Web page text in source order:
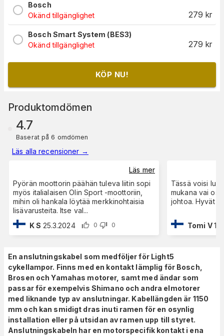
Bosch
Okänd tillgänglighet
279 kr
Bosch Smart System (BES3)
Okänd tillgänglighet
279 kr
KÖP NU!
Produktomdömen
4.7
Baserat på 6 omdömen
Läs alla recensioner →
Läs mer
Pyörän moottorin päähän tuleva liitin sopi
myös italialaisen Olin Sport -moottoriin,
mihin oli hankala löytää merkkinohtaisia
lisävarusteita. Itse val...
K S 25.3.2024 0 0
Tässä voisi
mukana vai
johtoa. Hyvät
Tomi V
En anslutningskabel som medföljer för Light5
cykellampor. Finns med en kontakt lämplig för Bosch,
Brosen och Yamahas motorer, samt med ändar som
passar för exempelvis Shimano och andra elmotorer
med liknande typ av anslutningar. Kabellängden är 1150
mm och kan smidigt dras inuti ramen för en osynlig
installation eller på utsidan av ramen upp till styret.
Anslutningskabeln har en motorspecifik kontakt i ena